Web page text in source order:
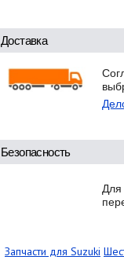
Доставка
Безопасность
Для
Запчасти для Suzuki